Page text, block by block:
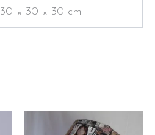
30 × 30 × 30 cm